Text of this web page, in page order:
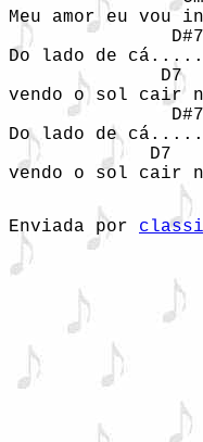
Meu amor eu vou
Do lado de
D7
vendo o sol cair
Do lado de
D7
vendo o sol cair
Enviada por